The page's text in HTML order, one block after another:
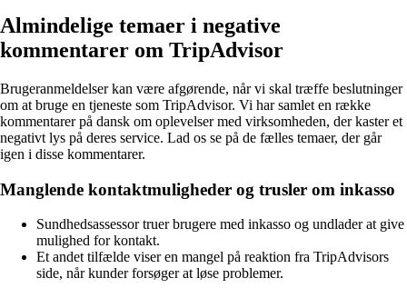
Almindelige temaer i negative
kommentarer om TripAdvisor
Brugeranmeldelser kan være afgørende, når vi skal træffe beslutninger
om at bruge en tjeneste som TripAdvisor. Vi har samlet en række
kommentarer på dansk om oplevelser med virksomheden, der kaster et
negativt lys på deres service. Lad os se på de fælles temaer, der går
igen i disse kommentarer.
Manglende kontaktmuligheder og trusler om inkasso
Sundhedsassessor truer brugere med inkasso og undlader at give
mulighed for kontakt.
Et andet tilfælde viser en mangel på reaktion fra TripAdvisors
side, når kunder forsøger at løse problemer.